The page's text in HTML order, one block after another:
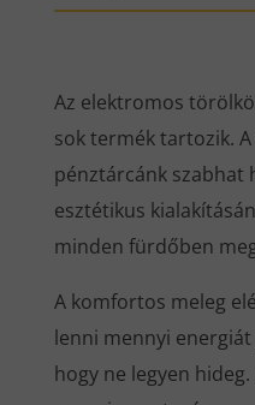
Az elektromos
sok termék tartozik.
pénztárcánk szabhat
esztétikus
minden fürdőben
A komfortos meleg
lenni mennyi
hogy ne legyen